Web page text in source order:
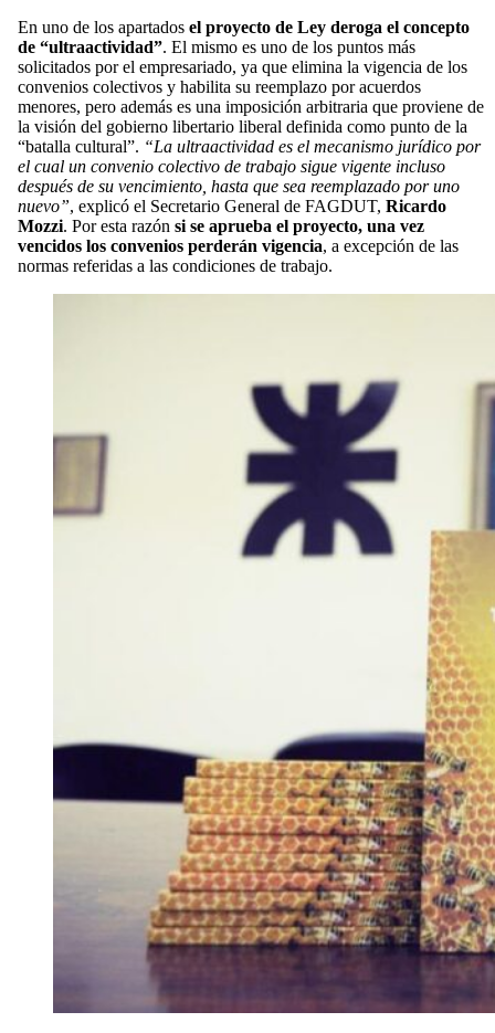
En uno de los apartados el proyecto de Ley deroga el concepto
de “ultraactividad”. El mismo es uno de los puntos más
solicitados por el empresariado, ya que elimina la vigencia de los
convenios colectivos y habilita su reemplazo por acuerdos
menores, pero además es una imposición arbitraria que proviene de
la visión del gobierno libertario liberal definida como punto de la
“batalla cultural”. “La ultraactividad es el mecanismo jurídico por
el cual un convenio colectivo de trabajo sigue vigente incluso
después de su vencimiento, hasta que sea reemplazado por uno
nuevo”, explicó el Secretario General de FAGDUT, Ricardo
Mozzi. Por esta razón si se aprueba el proyecto, una vez
vencidos los convenios perderán vigencia, a excepción de las
normas referidas a las condiciones de trabajo.